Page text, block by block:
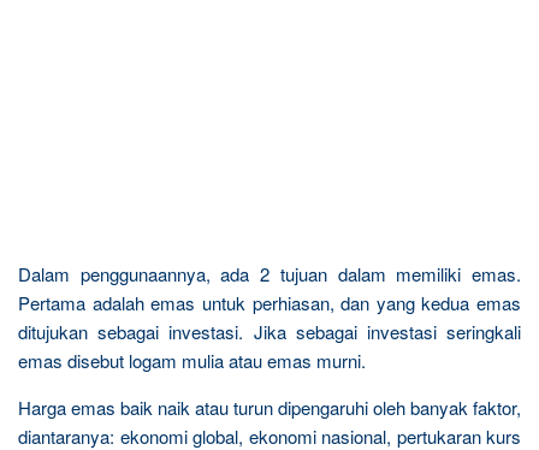
Dalam penggunaannya, ada 2 tujuan dalam memiliki emas.
Pertama adalah emas untuk perhiasan, dan yang kedua emas
ditujukan sebagai investasi. Jika sebagai investasi seringkali
emas disebut logam mulia atau emas murni.
Harga emas baik naik atau turun dipengaruhi oleh banyak faktor,
diantaranya: ekonomi global, ekonomi nasional, pertukaran kurs